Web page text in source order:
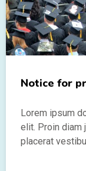
Notice for
Lorem ipsum
elit. Proin diam
placerat